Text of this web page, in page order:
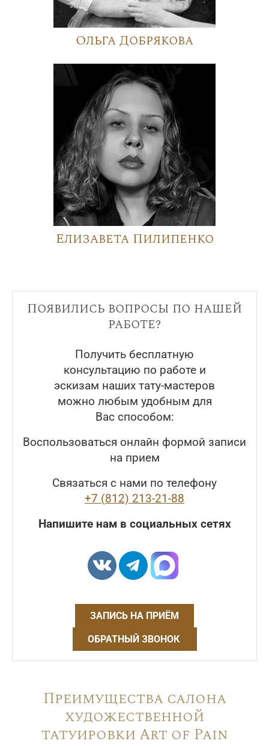
Ольга Добрякова
Елизавета Пилипенко
Появились вопросы по нашей
работе?
Получить бесплатную
консультацию по работе и
эскизам наших тату-мастеров
можно любым удобным для
Вас способом:
Воспользоваться онлайн формой записи
на прием
Связаться с нами по телефону
+7 (812) 213-21-88
Напишите нам в социальных сетях
ЗАПИСЬ НА ПРИЁМ
ОБРАТНЫЙ ЗВОНОК
Преимущества салона
художественной
татуировки Art of Pain